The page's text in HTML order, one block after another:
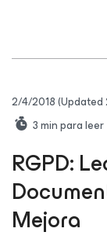
2/4/2018(Updated
3min para leer
RGPD:
Mejora